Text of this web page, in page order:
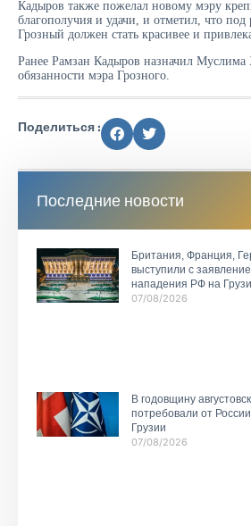
Кадыров также пожелал новому мэру
благополучия и удачи, и отметил, что под
Грозный должен стать красивее и
Ранее Рамзан Кадыров назначил
обязанности мэра Грозного.
Поделиться :
Последние новости
Британия, Франция,
выступили с
нападения РФ на
07/08/2026
В годовщину
потребовали от
Грузии
07/08/2026